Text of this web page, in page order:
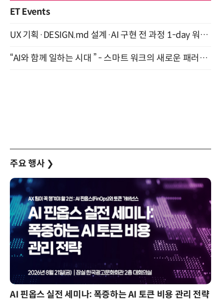
ET Events
UX 기획·DESIGN.md 설계·AI 구현 전 과정 1-day 워크숍 with Claude Code·Codex 9월 15일 개최
“AI와 함께 일하는 시대 ” - 스마트 워크의 새로운 패러다임 (9/11)
주요 행사 ❯
AI 핀옵스 실전 세미나: 폭증하는 AI 토큰 비용 관리 전략